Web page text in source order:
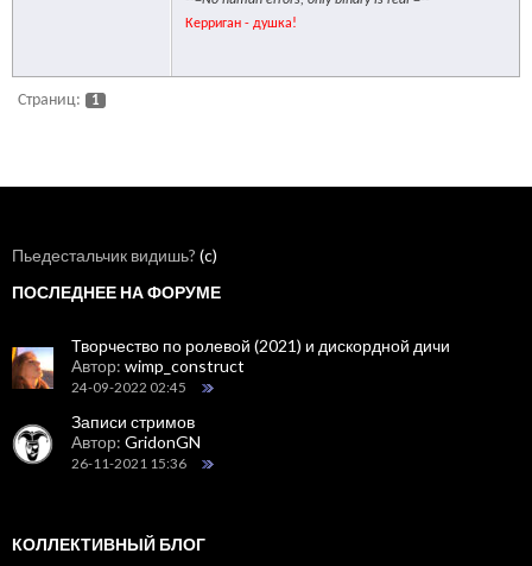
Керриган - душка!
Страниц: 1
Пьедестальчик видишь? (c)
ПОСЛЕДНЕЕ НА ФОРУМЕ
Творчество по ролевой (2021) и дискордной дичи
Автор: wimp_construct
24-09-2022 02:45
Записи стримов
Автор: GridonGN
26-11-2021 15:36
КОЛЛЕКТИВНЫЙ БЛОГ